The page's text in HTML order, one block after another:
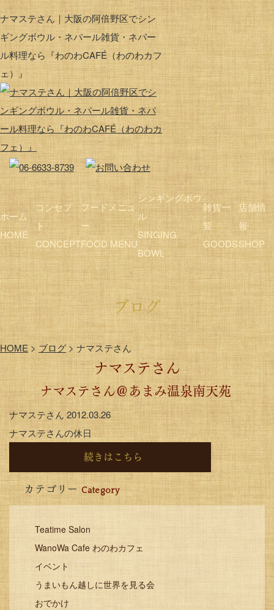
ナマステさん｜大阪の阿倍野区でシン
ギングボウル・ネパール雑貨・ネパー
ル料理なら『わのわCAFÉ（わのわカフ
ェ）』
ホーム
HOME
コンセプ
ト
CONCEPT
フードメニュ
ー
FOOD MENU
シンギングボウ
ル
SINGING
BOWL
雑貨一
覧
GOODS
店舗情
報
SHOP
ブログ
HOME> ブログ>ナマステさん
ナマステさん
ナマステさん＠あまみ温泉南天苑
ナマステさん2012.03.26
ナマステさんの休日
続きはこちら
カテゴリー Category
Teatime Salon
WanoWa Cafe わのわカフェ
イベント
うまいもん越しに世界を見る会
おでかけ